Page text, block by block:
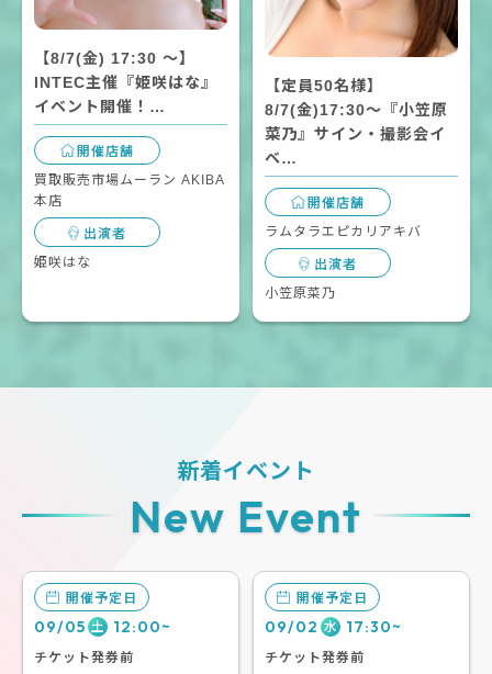
【8/7(金) 17:30 〜】
INTEC主催『姫咲はな』
イベント開催！…
開催店舗
買取販売市場ムーラン AKIBA
本店
出演者
姫咲はな
【定員50名様】
8/7(金)17:30～『小笠原
菜乃』サイン・撮影会イ
ベ…
開催店舗
ラムタラエピカリアキバ
出演者
小笠原菜乃
新着イベント
New Event
開催予定日
09/05 土 12:00~
チケット発券前
開催予定日
09/02 水 17:30~
チケット発券前